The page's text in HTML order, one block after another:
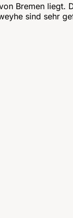
Bremen
sind sehr